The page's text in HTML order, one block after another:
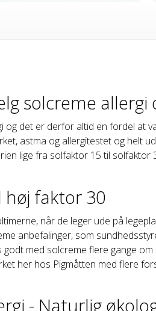
solcreme allergi
og det er derfor altid en fordel at
astma og allergitestet og helt
lige fra solfaktor 15 til
faktor 30
når de leger ude på
anbefalinger, som
med solcreme flere gange
her hos Pigmåtten med flere
- Naturlig